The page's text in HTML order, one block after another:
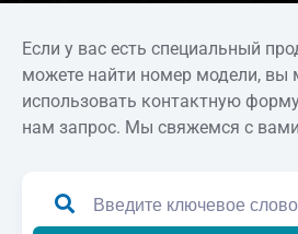
Если у вас есть специальный
можете найти номер модели, вы
использовать контактную
нам запрос. Мы свяжемся с